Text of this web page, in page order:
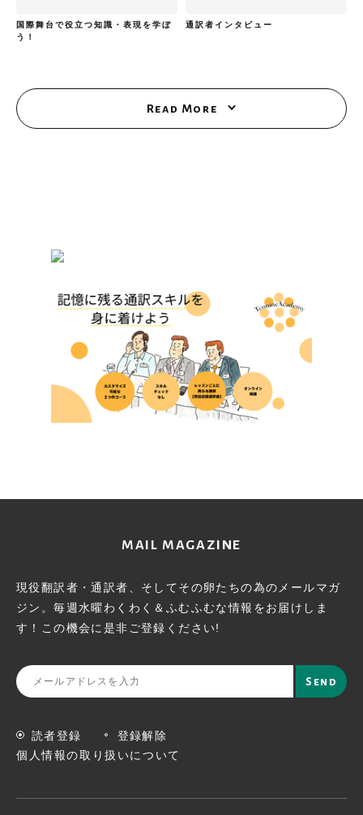
国際舞台で役立つ知識・表現を学ぼ
う！
通訳者インタビュー
Read More
MAIL MAGAZINE
現役翻訳者・通訳者、そしてその卵たちの為のメールマガ
ジン。毎週水曜わくわく＆ふむふむな情報をお届けしま
す！この機会に 是非ご登録ください!
読者登録
登録解除
個人情報の取り扱いについて